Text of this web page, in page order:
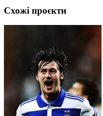
Схожі проєкти